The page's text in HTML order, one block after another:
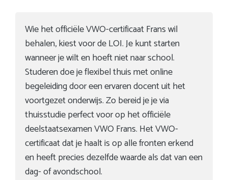
Wie het officiële VWO-certificaat Frans wil
behalen, kiest voor de LOI. Je kunt starten
wanneer je wilt en hoeft niet naar school.
Studeren doe je flexibel thuis met online
begeleiding door een ervaren docent uit het
voortgezet onderwijs. Zo bereid je je via
thuisstudie perfect voor op het officiële
deelstaatsexamen VWO Frans. Het VWO-
certificaat dat je haalt is op alle fronten erkend
en heeft precies dezelfde waarde als dat van een
dag- of avondschool.